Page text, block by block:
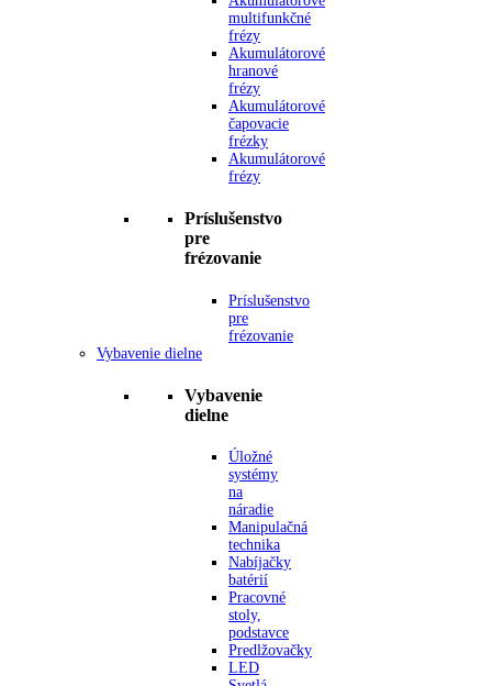
multifunkčné
frézy
Akumulátorové
hranové
frézy
Akumulátorové
čapovacie
frézky
Akumulátorové
frézy
Príslušenstvo
pre
frézovanie
Príslušenstvo
pre
frézovanie
Vybavenie dielne
Vybavenie
dielne
Úložné
systémy
na
náradie
Manipulačná
technika
Nabíjačky
batérií
Pracovné
stoly,
podstavce
Predlžovačky
LED